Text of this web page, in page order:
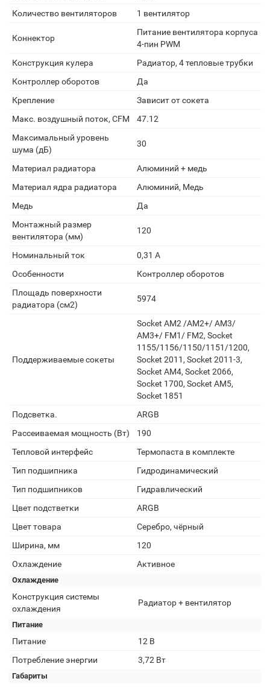
Количество вентиляторов
1 вентилятор
Коннектор
Питание вентилятора корпуса
4-пин PWM
Конструкция кулера
Радиатор, 4 тепловые трубки
Контроллер оборотов
Да
Крепление
Зависит от сокета
Макс. воздушный поток, CFM
47.12
Максимальный уровень
шума (дБ)
30
Материал радиатора
Алюминий + медь
Материал ядра радиатора
Алюминий, Медь
Медь
Да
Монтажный размер
вентилятора (мм)
120
Номинальный ток
0,31 А
Особенности
Контроллер оборотов
Площадь поверхности
радиатора (см2)
5974
Поддерживаемые сокеты
Socket AM2 /АМ2+/ АМ3/
AM3+/ FM1/ FM2, Socket
1155/1156/1150/1151/1200,
Socket 2011, Socket 2011-3,
Socket AM4, Socket 2066,
Socket 1700, Socket AM5,
Socket 1851
Подсветка.
ARGB
Рассеиваемая мощность (Вт)
190
Тепловой интерфейс
Термопаста в комплекте
Тип подшипника
Гидродинамический
Тип подшипников
Гидравлический
Цвет подстветки
ARGB
Цвет товара
Серебро, чёрный
Ширина, мм
120
Охлаждение
Активное
Охлаждение
Конструкция системы
охлаждения
Радиатор + вентилятор
Питание
Питание
12 В
Потребление энергии
3,72 Вт
Габариты